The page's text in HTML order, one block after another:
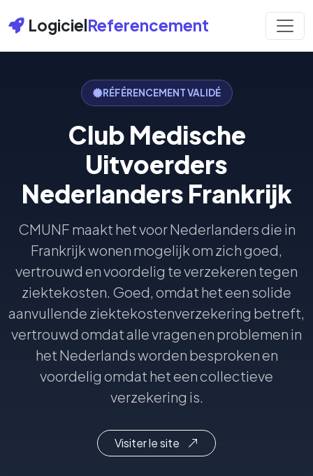
LogicielReferencement
RÉFÉRENCEMENT VALIDÉ
Club Medische
Uitvoerders
Nederlanders Frankrijk
CMUNF maakt het voor Nederlanders die in
Frankrijk wonen mogelijk om zich goed,
vertrouwd en voordelig te verzekeren tegen
ziektekosten. Goed, omdat het een solide
aanvullende ziektekostenverzekering betreft,
vertrouwd omdat alle vragen en problemen in
het Nederlands worden besproken en
voordelig omdat het een collectieve
verzekering is.
Visiter le site